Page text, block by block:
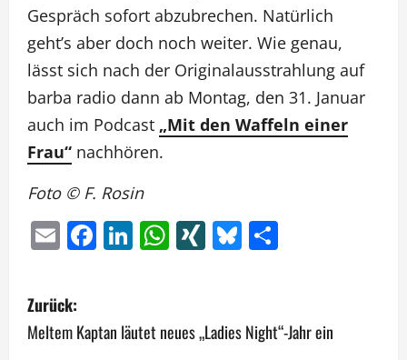
Gespräch sofort abzubrechen. Natürlich
geht’s aber doch noch weiter. Wie genau,
lässt sich nach der Originalausstrahlung auf
barba radio dann ab Montag, den 31. Januar
auch im Podcast „Mit den Waffeln einer
Frau“ nachhören.
Foto © F. Rosin
EmailFacebook
LinkedIn
WhatsApp
XINGBluesky
B
e
Zurück:
Meltem Kaptan läutet neues „Ladies Night“-Jahr ein